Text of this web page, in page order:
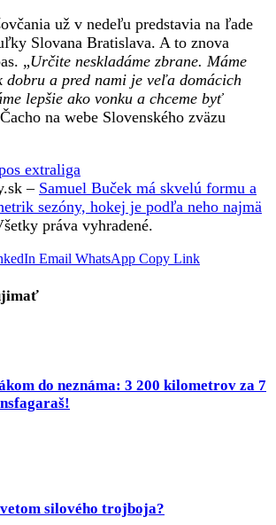
už v nedeľu predstavia na ľade
Slovana Bratislava. A to znova
„Určite neskladáme zbrane. Máme
dobru a pred nami je veľa domácich
lepšie ako vonku a chceme byť
na webe Slovenského zväzu
extraliga
– Samuel Buček má skvelú formu a
sezóny, hokej je podľa neho najmä
práva vyhradené.
Email WhatsApp Copy Link
do neznáma: 3 200 kilometrov za 7
silového trojboja?